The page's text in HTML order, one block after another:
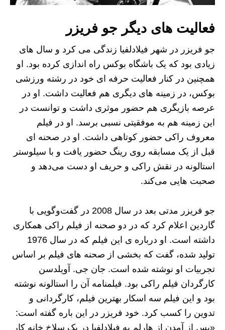
فعالیت های دیگر جو فریزر
جو فریزر در شهر فیلادلفیا زندگی می کرد و سال های
زیادی بود که یک باشگاه بوکس راه اندازی کرده بود. او
همچنین در کنار فعالیت حرفه ای خود در رشته ورزشی
بوکس، در زمینه های دیگری هم فعالیت داشت. او در
عرصه بازیگری هم حضور موثری داشت و توانست در
این زمینه هم به موفقیتی نسبی برسد. او در فیلم
معروف راکی حضور کوتاهی داشت. او در صحنه ای
قبل از یک مسابقه روی رینگ حضور یافت و با سیلوستر
استالونه در نقش راکی و حریف او دست می‌‌دهد و
صحبت هایی می‌کند.
جو فریزر مدتی بعد در سال 2008 در گفت‌وگویی با
گاردین اعلام کرد که در دو صحنه از فیلم راکی همکاری
داشته است. او درباره ی این فیلم که در سال 1976
تولید شده، گفت که بخشی از صحنه های فیلم بر اساس
تجربیات او نوشته شده است. جان جی. آویلدسن
کارگردان فیلم راکی بود. فیلمنامه آن را استالونه نوشته
بود و این فیلم سه اسکار بهترین فیلم، کارگردانی و
تدوین را کسب کرد. خود فریزر در این باره گفته است:
«پس از آمدن از هارلم به فیلادلفیا در یک سلاخ ‌خانه کار